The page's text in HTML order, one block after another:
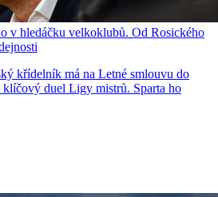
v hledáčku velkoklubů. Od Rosického
křídelník má na Letné smlouvu do
duel Ligy mistrů. Sparta ho